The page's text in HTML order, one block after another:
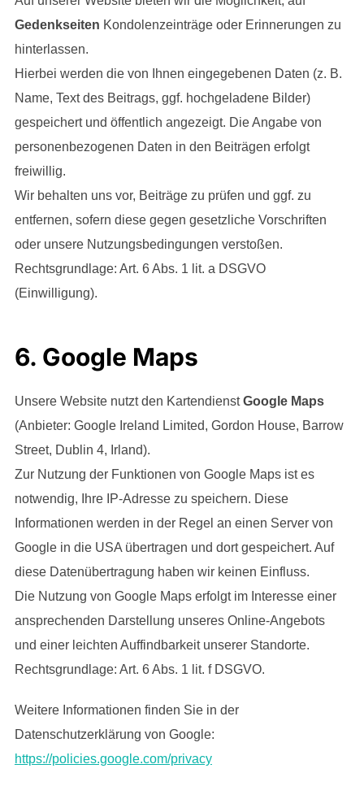
Gedenkseiten Kondolenzeinträge oder Erinnerungen zu
hinterlassen.
Hierbei werden die von Ihnen eingegebenen Daten (z. B.
Name, Text des Beitrags, ggf. hochgeladene Bilder)
gespeichert und öffentlich angezeigt. Die Angabe von
personenbezogenen Daten in den Beiträgen erfolgt
freiwillig.
Wir behalten uns vor, Beiträge zu prüfen und ggf. zu
entfernen, sofern diese gegen gesetzliche Vorschriften
oder unsere Nutzungsbedingungen verstoßen.
Rechtsgrundlage: Art. 6 Abs. 1 lit. a DSGVO
(Einwilligung).
6. Google Maps
Unsere Website nutzt den KartendienstGoogle Maps
(Anbieter: Google Ireland Limited, Gordon House, Barrow
Street, Dublin 4, Irland).
Zur Nutzung der Funktionen von Google Maps ist es
notwendig, Ihre IP-Adresse zu speichern. Diese
Informationen werden in der Regel an einen Server von
Google in die USA übertragen und dort gespeichert. Auf
diese Datenübertragung haben wir keinen Einfluss.
Die Nutzung von Google Maps erfolgt im Interesse einer
ansprechenden Darstellung unseres Online-Angebots
und einer leichten Auffindbarkeit unserer Standorte.
Rechtsgrundlage: Art. 6 Abs. 1 lit. f DSGVO.
Weitere Informationen finden Sie in der
Datenschutzerklärung von Google:
https://policies.google.com/privacy